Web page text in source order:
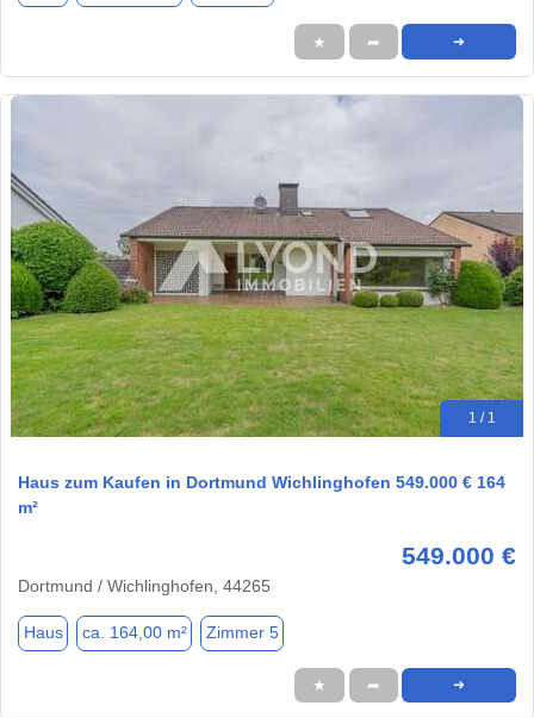
★ ➦ ➜
1 / 1
Haus zum Kaufen in Dortmund Wichlinghofen 549.000 € 164
m²
549.000 €
Dortmund / Wichlinghofen, 44265
Haus ca. 164,00 m² Zimmer 5
★ ➦ ➜